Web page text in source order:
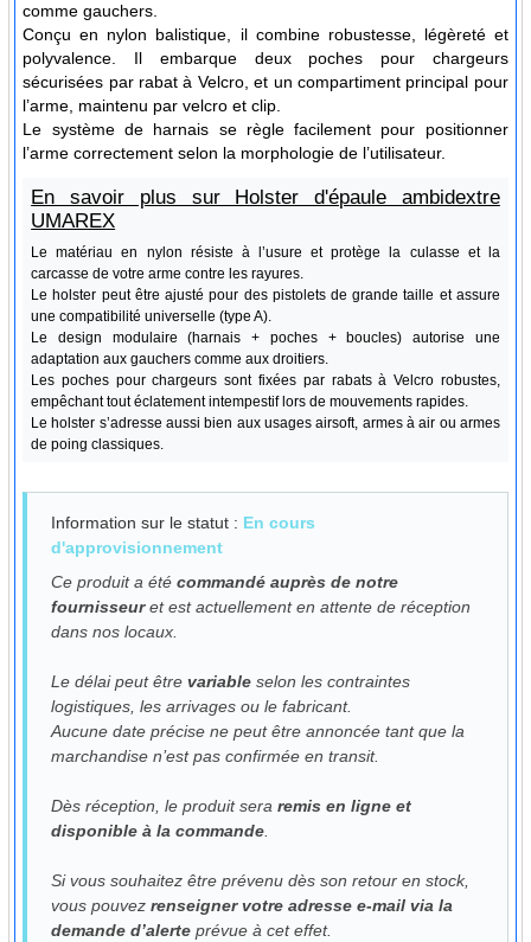
comme gauchers.
Conçu en nylon balistique, il combine robustesse, légèreté et
polyvalence. Il embarque deux poches pour chargeurs
sécurisées par rabat à Velcro, et un compartiment principal pour
l’arme, maintenu par velcro et clip.
Le système de harnais se règle facilement pour positionner
l’arme correctement selon la morphologie de l’utilisateur.
En savoir plus sur Holster d'épaule ambidextre
UMAREX
Le matériau en nylon résiste à l’usure et protège la culasse et la
carcasse de votre arme contre les rayures.
Le holster peut être ajusté pour des pistolets de grande taille et assure
une compatibilité universelle (type A).
Le design modulaire (harnais + poches + boucles) autorise une
adaptation aux gauchers comme aux droitiers.
Les poches pour chargeurs sont fixées par rabats à Velcro robustes,
empêchant tout éclatement intempestif lors de mouvements rapides.
Le holster s’adresse aussi bien aux usages airsoft, armes à air ou armes
de poing classiques.
Information sur le statut : En cours
d'approvisionnement
Ce produit a étécommandé auprès de notre
fournisseuret est actuellement en attente de réception
dans nos locaux.
Le délai peut êtrevariable selon les contraintes
logistiques, les arrivages ou le fabricant.
Aucune date précise ne peut être annoncée tant que la
marchandise n’est pas confirmée en transit.
Dès réception, le produit seraremis en ligne et
disponible à la commande.
Si vous souhaitez être prévenu dès son retour en stock,
vous pouvezrenseigner votre adresse e-mail via la
demande d’alerte prévue à cet effet.